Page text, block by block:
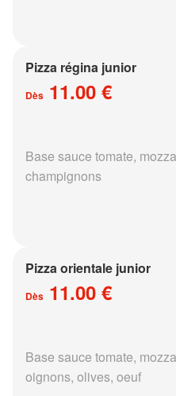
Pizza régina junior
Dès 11.00 €
Base sauce tomate,
champignons
Pizza orientale junior
Dès 11.00 €
Base sauce tomate,
oignons, olives, oeuf